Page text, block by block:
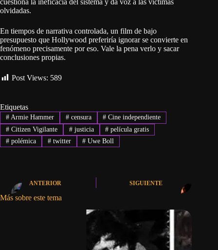
olvidadas.
En tiempos de narrativa controlada, un film de bajo
presupuesto que Hollywood preferiría ignorar se convierte en
fenómeno precisamente por eso. Vale la pena verlo y sacar
conclusiones propias.
Post Views: 589
Etiquetas
#Armie Hammer #censura # Cine independiente
#Citizen Vigilante #justicia # película gratis
#polémica #twitter # Uwe Boll
ANTERIOR SIGUIENTE
Más sobre este tema